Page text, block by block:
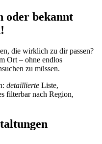
oder bekannt
die wirklich zu dir passen?
Ort – ohne endlos
zu müssen.
detaillierte Liste,
filterbar nach Region,